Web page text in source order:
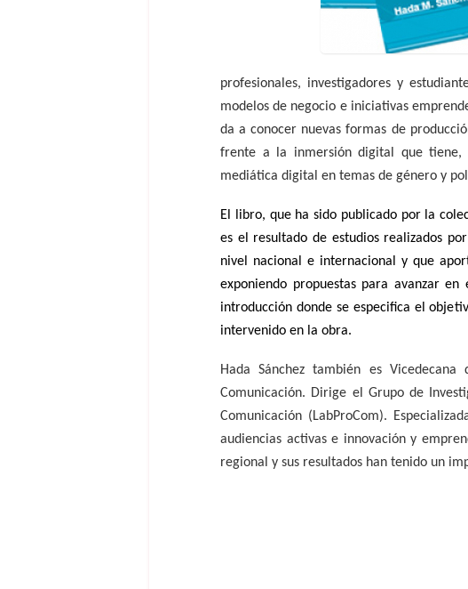
profesionales, investigadores y
modelos de negocio e iniciativas
da a conocer nuevas formas de
frente a la inmersión digital que tiene,
mediática digital en temas de género y
El libro, que ha sido publicado por la
es el resultado de estudios realizados
nivel nacional e internacional y que
exponiendo propuestas para avanzar
introducción donde se especifica el
intervenido en la obra.
Hada Sánchez también es
Comunicación. Dirige el Grupo de
Comunicación (LabProCom).
audiencias activas e innovación y
regional y sus resultados han tenido un